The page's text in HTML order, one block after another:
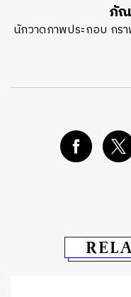
ภั
นักวาดภาพประกอบ กร